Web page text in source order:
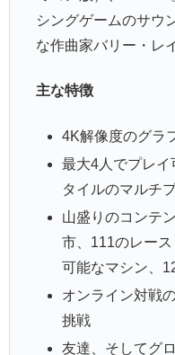
シングゲームのサウ
な作曲家バリー・レ
主な特徴
4K解像度のグラ
最大4人でプレイ
タイルのマルチ
山盛りのコンテ
市、111のレー
可能なマシン、
オンライン対戦
挑戦
友達、そしてグ